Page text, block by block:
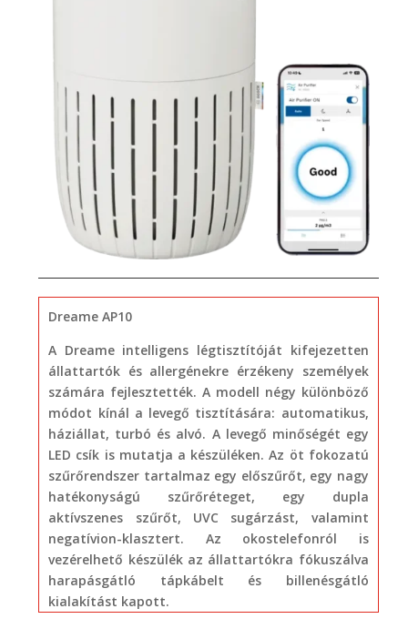
​Dreame AP10
A Dreame intelligens légtisztítóját kifejezetten
állattartók és allergénekre érzékeny személyek
számára fejlesztették. A modell négy különböző
módot kínál a levegő tisztítására: automatikus,
háziállat, turbó és alvó. A levegő minőségét egy
LED csík is mutatja a készüléken. Az öt fokozatú
szűrőrendszer tartalmaz egy előszűrőt, egy nagy
hatékonyságú szűrőréteget, egy dupla
aktívszenes szűrőt, UVC sugárzást, valamint
negatívion-klasztert. Az okostelefonról is
vezérelhető készülék az állattartókra fókuszálva
harapásgátló tápkábelt és billenésgátló
kialakítást kapott.